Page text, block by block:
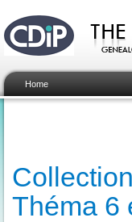
Home
Théma 6